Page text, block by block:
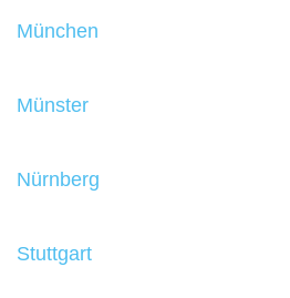
München
Münster
Nürnberg
Stuttgart